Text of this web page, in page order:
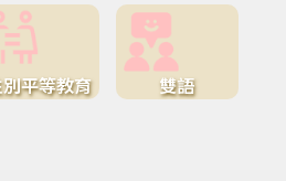
平等教育 雙語